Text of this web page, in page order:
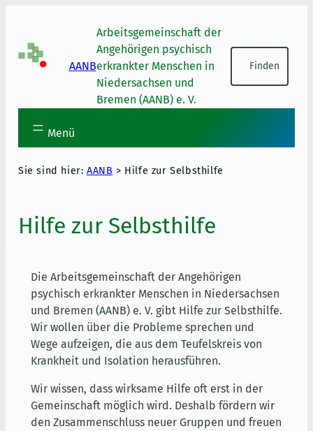
AANB
Arbeitsgemeinschaft der
Angehörigen psychisch
erkrankter Menschen in
Niedersachsen und
Bremen (AANB) e. V.
Suchen
Finden
Menü
Sie sind hier: AANB > Hilfe zur Selbsthilfe
Hilfe zur Selbsthilfe
Die Arbeitsgemeinschaft der Angehörigen
psychisch erkrankter Menschen in Niedersachsen
und Bremen (AANB) e. V. gibt Hilfe zur Selbsthilfe.
Wir wollen über die Probleme sprechen und
Wege aufzeigen, die aus dem Teufelskreis von
Krankheit und Isolation herausführen.
Wir wissen, dass wirksame Hilfe oft erst in der
Gemeinschaft möglich wird. Deshalb fördern wir
den Zusammenschluss neuer Gruppen und freuen